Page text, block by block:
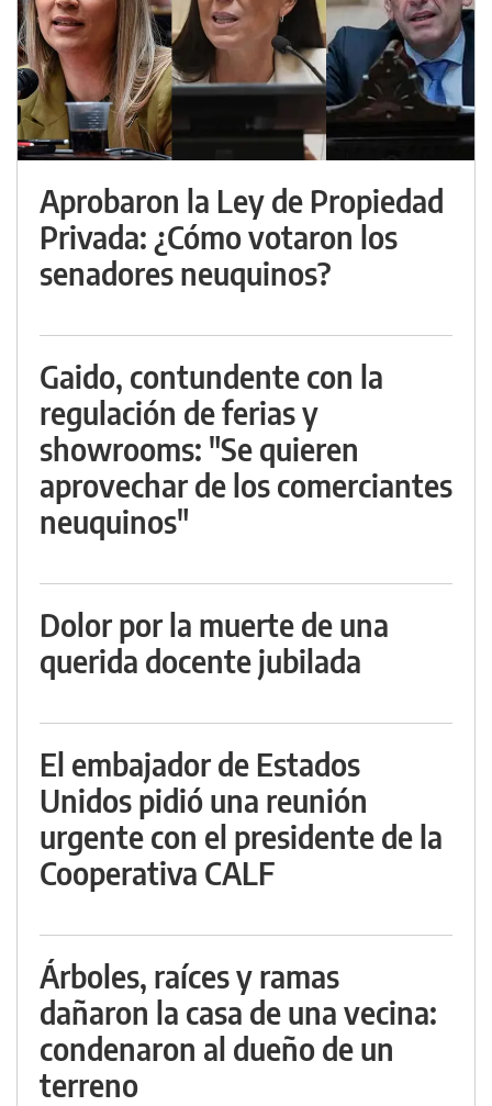
Aprobaron la Ley de Propiedad
Privada: ¿Cómo votaron los
senadores neuquinos?
Gaido, contundente con la
regulación de ferias y
showrooms: "Se quieren
aprovechar de los comerciantes
neuquinos"
Dolor por la muerte de una
querida docente jubilada
El embajador de Estados
Unidos pidió una reunión
urgente con el presidente de la
Cooperativa CALF
Árboles, raíces y ramas
dañaron la casa de una vecina:
condenaron al dueño de un
terreno